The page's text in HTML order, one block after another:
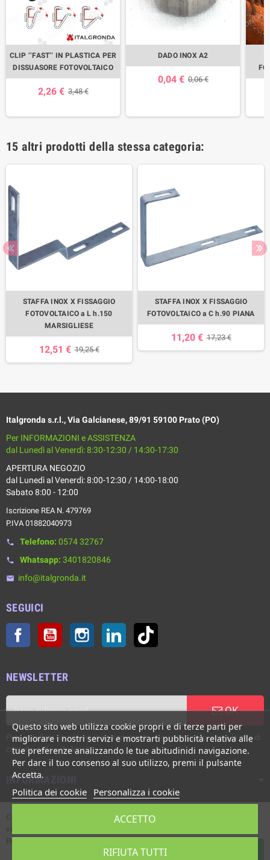
CLIP ’’FAST’’ IN PLASTICA PER
DISSUASORE FOTOVOLTAICO
2,26 € 3,48 €
DADO INOX A2
0,04 € 0,06 €
15 altri prodotti della stessa categoria:
STAFFA INOX X FISSAGGIO
FOTOVOLTAICO a L h.150
MARSIGLIESE
12,51 € 19,25 €
STAFFA INOX X FISSAGGIO
FOTOVOLTAICO a C h.90 PIANA
11,20 € 17,23 €
Italgronda s.r.l., Via Galcianese, 89/91 59100 Prato (PO)
Per INFORMAZIONI e ASSISTENZA
dal Lunedì al Venerdì: 8:30-12:30 / 14:30-17:30
APERTURA NEGOZIO
dal Lunedì al Venerdì: 8:00-12:30 / 14:00-18:00
Sabato 8:00 - 12:00
Iscrizione REA N. 479769
P.IVA 01882040973
phone Telefono: 0574 32767
phone Whatsapp: 3401820846
email info@italgronda.it
SEGUICI
Facebook YouTube Instagram LinkedIn
NEWSLETTER
OK
Puoi annullare l'iscrizione in ogni momento. A questo scopo, cerca le info di
contatto nelle note legali.
INFORMAZIONI
Questo sito web utilizza cookie propri e di terze parti per
migliorare i nostri servizi e mostrarti pubblicità relativa alle
tue preferenze analizzando le tue abitudinidi navigazione.
Per dare il tuo consenso al suo utilizzo, premi il pulsante
Accetta.
Politica dei cookie Personalizza i cookie
RIFIUTA TUTTI
ACCETTO
Copyright © Italgronda s.r.l. 2002/2026. Tutti i diritti sono riservati. E'